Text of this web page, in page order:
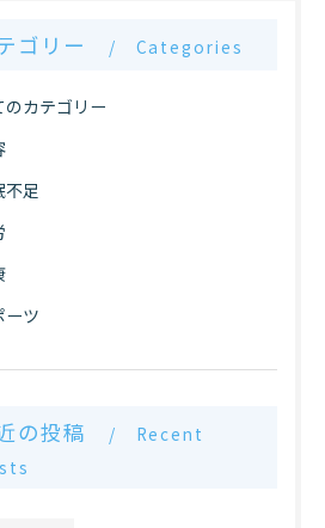
ゴリー Categories
のカテゴリー
不足
ーツ
の投稿
Recent